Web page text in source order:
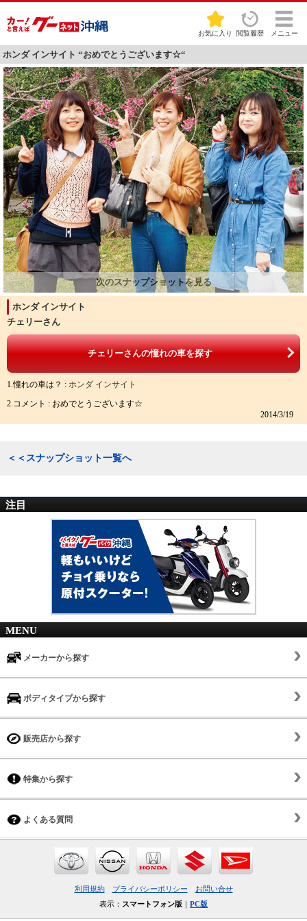
お気に入り 閲覧履歴 メニュー
ホンダ インサイト “おめでとうございます☆“
ホンダ インサイト
チェリーさん
チェリーさんの憧れの車を探す
1.憧れの車は？ : ホンダ インサイト
2.コメント : おめでとうございます☆
2014/3/19
＜＜スナップショット一覧へ
注目
MENU
メーカーから探す
ボディタイプから探す
販売店から探す
特集から探す
よくある質問
利用規約 プライバシーポリシー
お問い合せ
表示： スマートフォン版 ｜ PC版